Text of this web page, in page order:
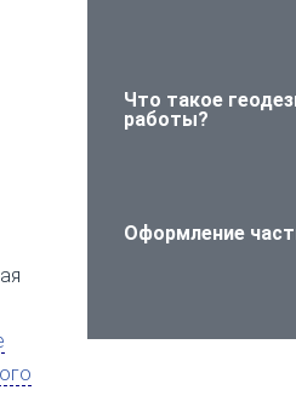
Что такое
работы?
Оформление